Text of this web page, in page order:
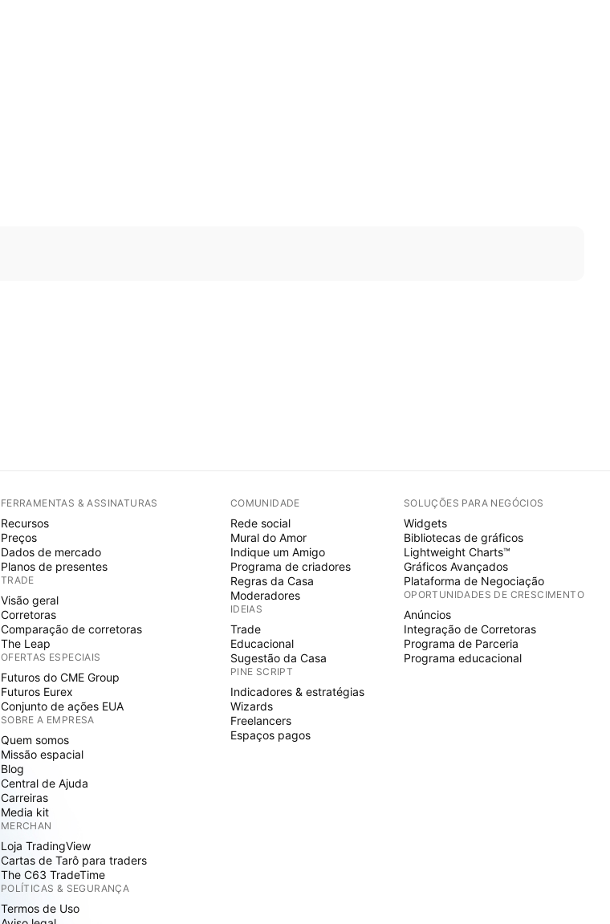
FERRAMENTAS & ASSINATURAS
Recursos
Preços
Dados de mercado
Planos de presentes
TRADE
Visão geral
Corretoras
Comparação de corretoras
The Leap
OFERTAS ESPECIAIS
Futuros do CME Group
Futuros Eurex
Conjunto de ações EUA
SOBRE A EMPRESA
Quem somos
Missão espacial
Blog
Central de Ajuda
Carreiras
Media kit
MERCHAN
Loja TradingView
Cartas de Tarô para traders
The C63 TradeTime
POLÍTICAS & SEGURANÇA
Termos de Uso
COMUNIDADE
Rede social
Mural do Amor
Indique um Amigo
Programa de criadores
Regras da Casa
Moderadores
IDEIAS
Trade
Educacional
Sugestão da Casa
PINE SCRIPT
Indicadores & estratégias
Wizards
Freelancers
Espaços pagos
SOLUÇÕES PARA NEGÓCIOS
Widgets
Bibliotecas de gráficos
Lightweight Charts™
Gráficos Avançados
Plataforma de Negociação
OPORTUNIDADES DE CRESCIMENTO
Anúncios
Integração de Corretoras
Programa de Parceria
Programa educacional